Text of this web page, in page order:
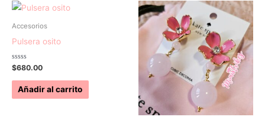
Accesorios
Pulsera osito
Valorado
con
0
$680.00
Añadir al carrito